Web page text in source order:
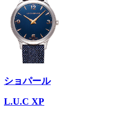
ショパール
L.U.C XP